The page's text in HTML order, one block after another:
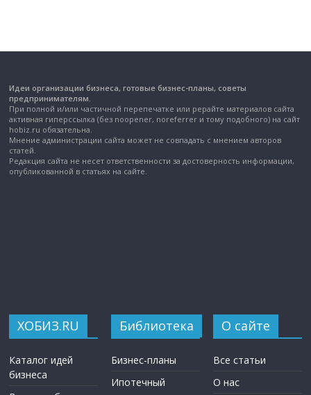
Идеи организации бизнеса, готовые бизнес-планы, советы
предпринимателям.
При полной и/или частичной перепечатке или рерайте материалов сайта
активная гиперссылка (без noopener, noreferrer и тому подобного) на сайт
hobiz.ru обязательна.
Мнение администрации сайта может не совпадать с мнением авторов
статей.
Редакция сайта не несет ответственности за достоверность информации,
опубликованной в статьях на сайте.
ХОБИЗ.RU
Каталог идей
бизнеса
Библиотека
Бизнес-планы
Ипотечный
О сайте
Все статьи
О нас